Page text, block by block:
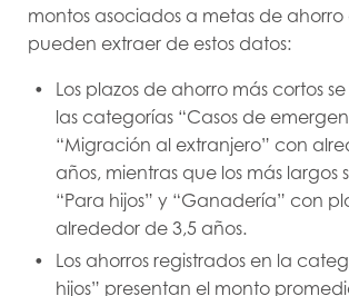
montos asociados a metas de ahorro
pueden extraer de estos datos:
Los plazos de ahorro más cortos
las categorías “Casos de
“Migración al extranjero” con
años, mientras que los más largos
“Para hijos” y “Ganadería” con
alrededor de 3,5 años.
Los ahorros registrados en la
hijos” presentan el monto